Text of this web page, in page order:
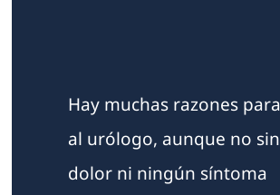
Hay muchas razones
al urólogo, aunque no
dolor ni ningún síntoma